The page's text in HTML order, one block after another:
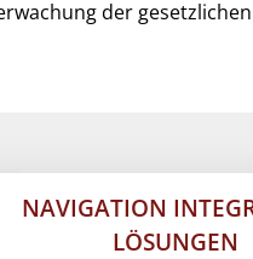
der
NAVIGATION
LÖSUNGEN